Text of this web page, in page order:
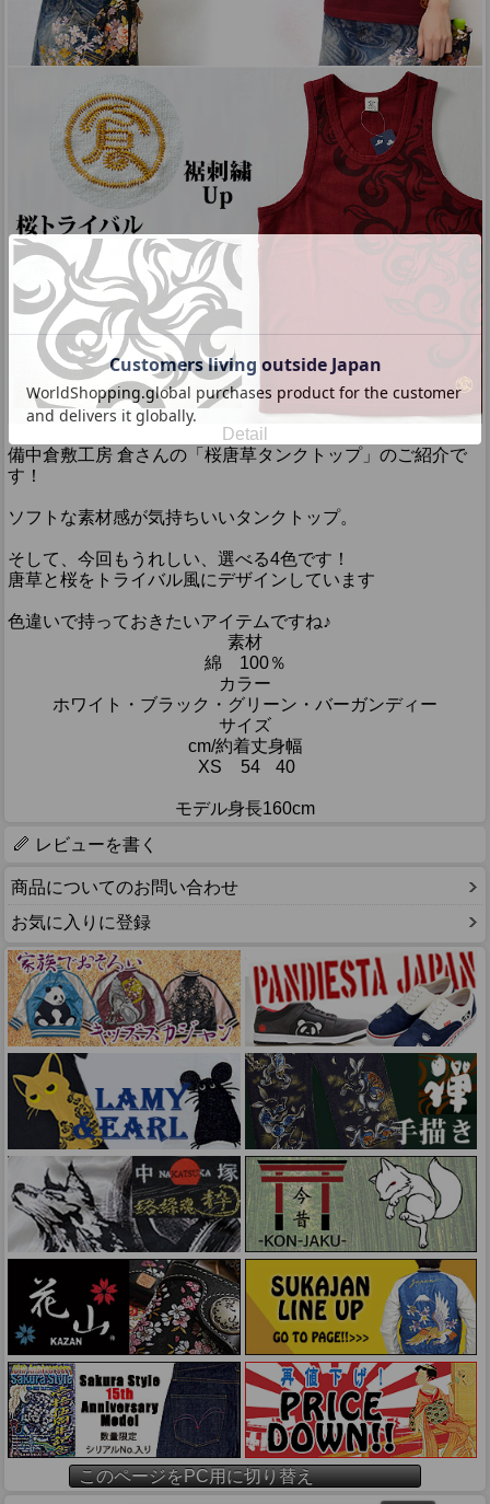
Detail
備中倉敷工房 倉さんの「桜唐草タンクトップ」のご紹介で
す！
ソフトな素材感が気持ちいいタンクトップ。
そして、今回もうれしい、選べる4色です！
唐草と桜をトライバル風にデザインしています
色違いで持っておきたいアイテムですね♪
素材
綿 100％
カラー
ホワイト・ブラック・グリーン・バーガンディー
サイズ
cm/約着丈身幅
XS
54 40
モデル身長160cm
レビューを書く
商品についてのお問い合わせ
お気に入りに登録
このページをPC用に切り替え